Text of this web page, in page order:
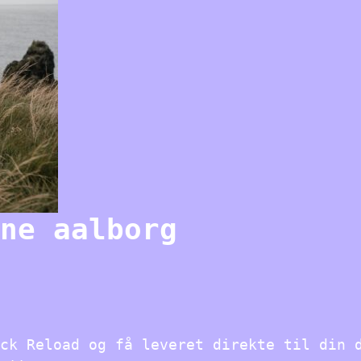
aalborg
Reload og få leveret direkte til din